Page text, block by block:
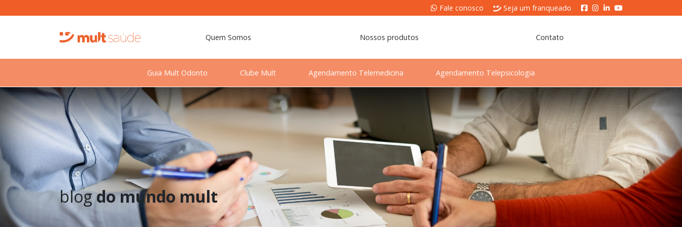
Fale conosco Seja um franqueado
Quem Somos Nossos produtos Contato
Guia Mult Odonto Clube Mult Agendamento Telemedicina Agendamento Telepsicologia
blogdo mundo mult